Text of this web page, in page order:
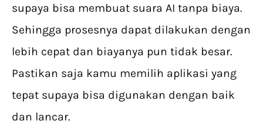
supaya bisa membuat suara AI tanpa biaya.
Sehingga prosesnya dapat dilakukan dengan
lebih cepat dan biayanya pun tidak besar.
Pastikan saja kamu memilih aplikasi yang
tepat supaya bisa digunakan dengan baik
dan lancar.